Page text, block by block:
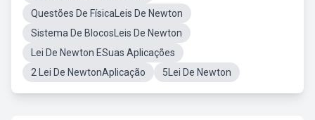
Questões De FísicaLeis De Newton
Sistema De BlocosLeis De Newton
Lei De Newton ESuas Aplicações
2 Lei De NewtonAplicação
5Lei De Newton